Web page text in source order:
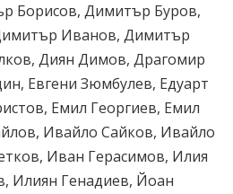
Борисов, Димитър Буров,
Иванов, Димитър
Диян Димов, Драгомир
Евгени Зюмбулев, Едуарт
Емил Георгиев, Емил
Ивайло Сайков, Ивайло
Иван Герасимов, Илия
Илиян Генадиев, Йоан